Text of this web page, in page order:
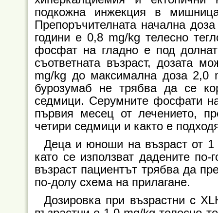
подкожна инжекция в
Препоръчителната начална
години е 0,8 mg/kg телесно
фосфат на гладно е под
съответната възраст, дозата
mg/kg до максимална доза 2,0
бурозумаб не трябва да се
седмици. Серумните фосфати
първия месец от лечението,
четири седмици и както е
Деца и юноши на възраст от 1
като се използват дадените
възраст пациентът трябва да
по-долу схема на прилагане.
Дозировка при възрастни с